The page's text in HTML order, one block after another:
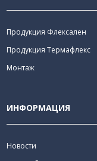
Продукция Флексален
Продукция Термафлекс
Монтаж
ИНФОРМАЦИЯ
Новости